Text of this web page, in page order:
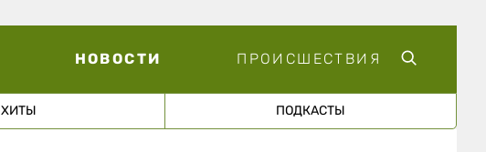
НОВОСТИ ПРОИСШЕСТВИЯ
ХИТЫ ПОДКАСТЫ